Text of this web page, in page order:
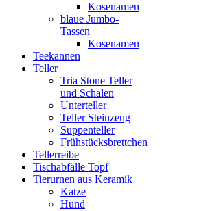
Kosenamen
blaue Jumbo-
Tassen
Kosenamen
Teekannen
Teller
Tria Stone Teller
und Schalen
Unterteller
Teller Steinzeug
Suppenteller
Frühstücksbrettchen
Tellerreibe
Tischabfälle Topf
Tierurnen aus Keramik
Katze
Hund